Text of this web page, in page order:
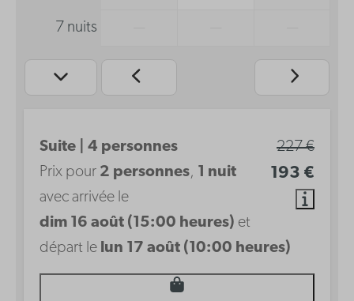
7 nuits
227 €
193 €
Suite | 4 personnes
Prix pour 2 personnes, 1 nuit
avec arrivée le
dim 16 août (15:00 heures) et
départ le lun 17 août (10:00 heures)